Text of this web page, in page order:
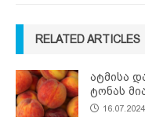
RELATED ARTICLES
ატმისა
ტონას
16.07.2024